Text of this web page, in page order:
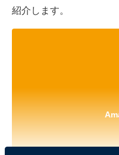
紹介します。